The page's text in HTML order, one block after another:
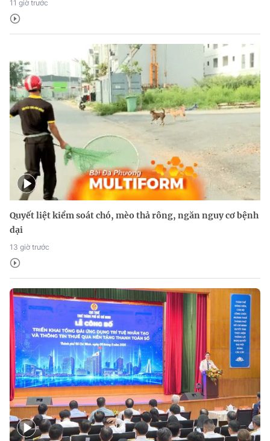
11 giờ trước
Quyết liệt kiểm soát chó, mèo thả rông, ngăn nguy cơ bệnh
dại
13 giờ trước